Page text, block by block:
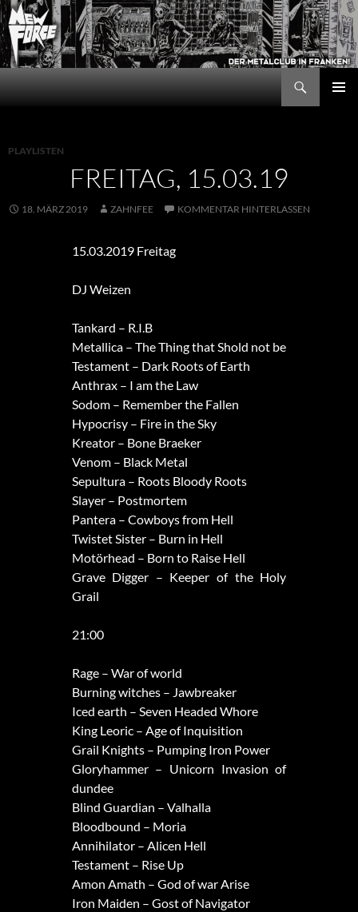
Zum
Inhalt
springen
New Force
PLAYLISTEN
FREITAG, 15.03.19
18. MÄRZ 2019 ZAHNFEE KOMMENTAR HINTERLASSEN
15.03.2019 Freitag
DJ Weizen
Tankard – R.I.B
Metallica – The Thing that Shold not be
Testament – Dark Roots of Earth
Anthrax – I am the Law
Sodom – Remember the Fallen
Hypocrisy – Fire in the Sky
Kreator – Bone Braeker
Venom – Black Metal
Sepultura – Roots Bloody Roots
Slayer – Postmortem
Pantera – Cowboys from Hell
Twistet Sister – Burn in Hell
Motörhead – Born to Raise Hell
Grave Digger – Keeper of the Holy
Grail
21:00
Rage – War of world
Burning witches – Jawbreaker
Iced earth – Seven Headed Whore
King Leoric – Age of Inquisition
Grail Knights – Pumping Iron Power
Gloryhammer – Unicorn Invasion of
dundee
Blind Guardian – Valhalla
Bloodbound – Moria
Annihilator – Alicen Hell
Testament – Rise Up
Amon Amath – God of war Arise
Iron Maiden – Gost of Navigator